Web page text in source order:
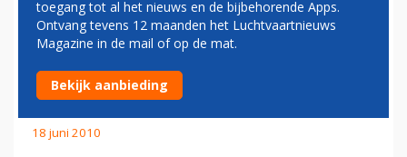
COLUMN JAN COCHERET:
WAAR KOMT DE MELK
VANDAAN?
18 juni 2010
toegang tot al het nieuws en de bijbehorende Apps.
Ontvang tevens 12 maanden het Luchtvaartnieuws
Magazine in de mail of op de mat.
Bekijk aanbieding